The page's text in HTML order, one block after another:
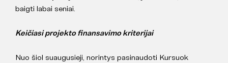
baigti labai seniai.
Keičiasi projekto finansavimo kriterijai
Nuo šiol suaugusieji, norintys pasinaudoti Kursuok